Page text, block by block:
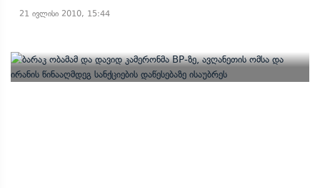
21 ივლისი 2010, 15:44